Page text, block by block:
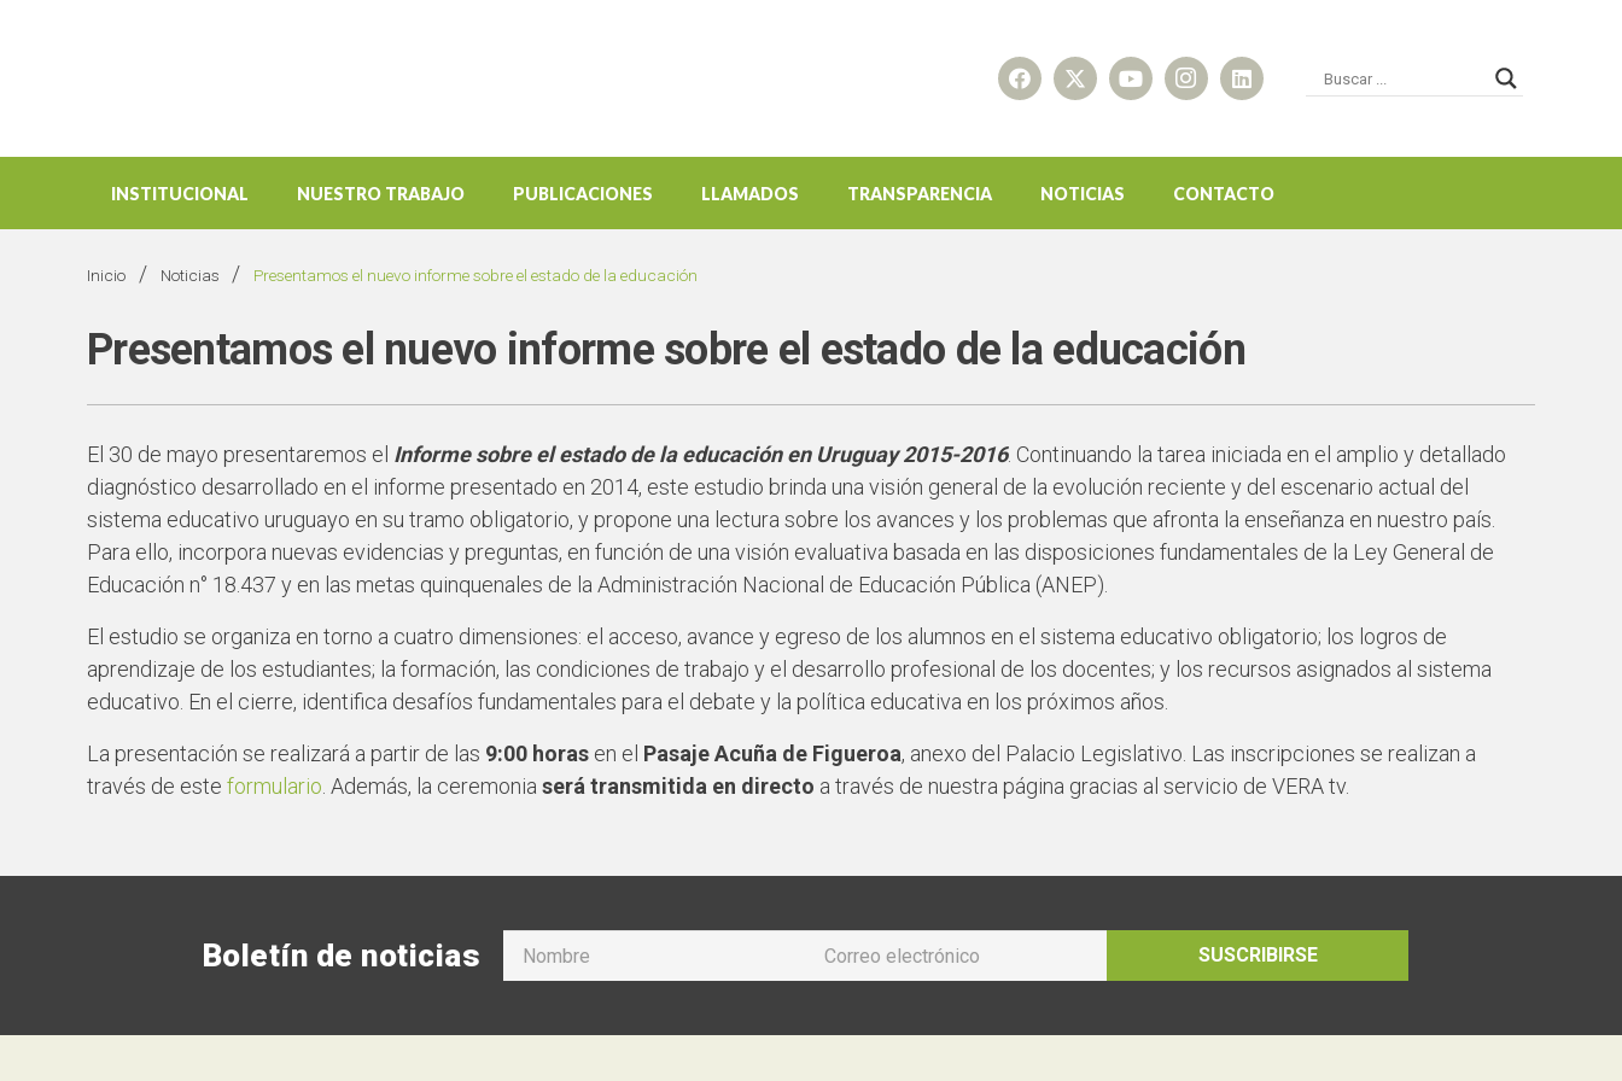
INSTITUCIONAL NUESTRO TRABAJO PUBLICACIONES LLAMADOS TRANSPARENCIA NOTICIAS CONTACTO
Inicio / Noticias / Presentamos el nuevo informe sobre el estado de la educación
Presentamos el nuevo informe sobre el estado de la educación
El 30 de mayo presentaremos el Informe sobre el estado de la educación en Uruguay 2015-2016. Continuando la tarea iniciada en el amplio y detallado
diagnóstico desarrollado en el informe presentado en 2014, este estudio brinda una visión general de la evolución reciente y del escenario actual del
sistema educativo uruguayo en su tramo obligatorio, y propone una lectura sobre los avances y los problemas que afronta la enseñanza en nuestro país.
Para ello, incorpora nuevas evidencias y preguntas, en función de una visión evaluativa basada en las disposiciones fundamentales de la Ley General de
Educación n° 18.437 y en las metas quinquenales de la Administración Nacional de Educación Pública (ANEP).
El estudio se organiza en torno a cuatro dimensiones: el acceso, avance y egreso de los alumnos en el sistema educativo obligatorio; los logros de
aprendizaje de los estudiantes; la formación, las condiciones de trabajo y el desarrollo profesional de los docentes; y los recursos asignados al sistema
educativo. En el cierre, identifica desafíos fundamentales para el debate y la política educativa en los próximos años.
La presentación se realizará a partir de las 9:00 horas en el Pasaje Acuña de Figueroa, anexo del Palacio Legislativo. Las inscripciones se realizan a
través de este formulario . Además, la ceremonia será transmitida en directo a través de nuestra página gracias al servicio de VERA tv.
Boletín de noticias SUSCRIBIRSE